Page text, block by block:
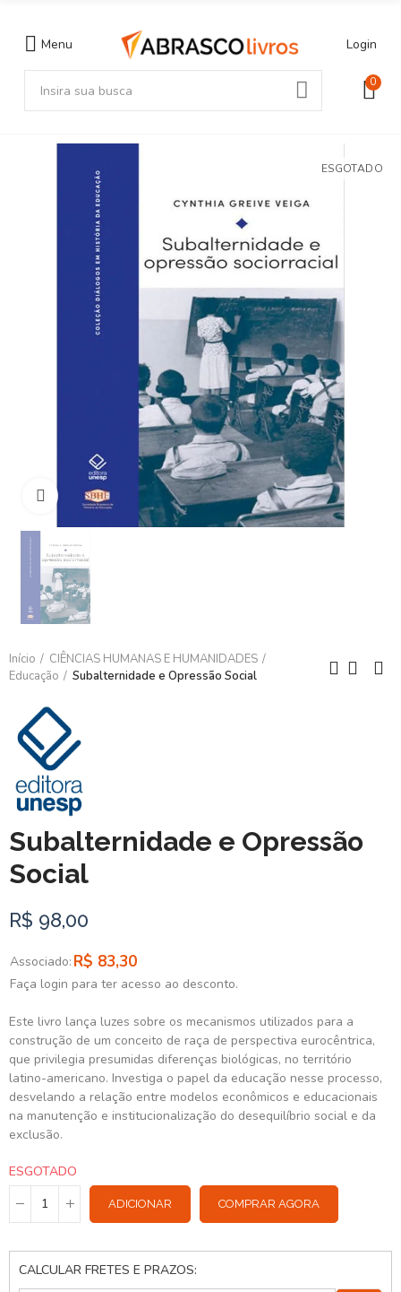
Menu Login
0
ESGOTADO
Clique para ampliar
Início
CIÊNCIAS HUMANAS E HUMANIDADES
Educação
Subalternidade e Opressão Social
Subalternidade e Opressão
Social
R$ 98,00
Associado: R$ 83,30
Faça login para ter acesso ao desconto.
Este livro lança luzes sobre os mecanismos utilizados para a
construção de um conceito de raça de perspectiva eurocêntrica,
que privilegia presumidas diferenças biológicas, no território
latino-americano. Investiga o papel da educação nesse processo,
desvelando a relação entre modelos econômicos e educacionais
na manutenção e institucionalização do desequilíbrio social e da
exclusão.
ESGOTADO
ADICIONAR COMPRAR AGORA
CALCULAR FRETES E PRAZOS: